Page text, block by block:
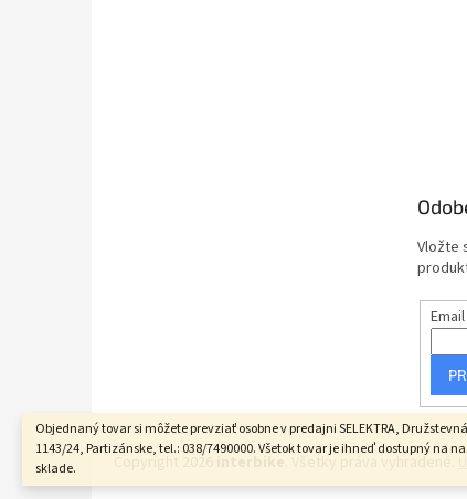
Objednaný tovar si môžete prevziať osobne v predajni SELEKTRA, Družstevná
1143/24, Partizánske, tel.: 038/7490000. Všetok tovar je ihneď dostupný na
sklade.
Vložte
Email
Copyright 2026